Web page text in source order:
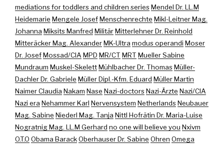
mediations for toddlers and children seriesMendel Dr. LL.M
Heidemarie Mengele JosefMenschenrechte Mikl-Leitner Mag.
Johanna Miksits Manfred MilitärMitterlehner Dr. Reinhold
Mitteräcker Mag. AlexanderMK-Ultra modus operandi Moser
Dr. JosefMossad/CIA MPD MR/CT MRT Mueller Sabine
Mundraum Muskel-SkelettMühlbacher Dr. ThomasMüller-
Dachler Dr. Gabriele Müller Dipl.-Kfm. Eduard Müller Martin
Naimer Claudia Nakam Nase Nazi-doctorsNazi-Ärzte Nazi/CIA
Nazi era Nehammer Karl Nervensystem NetherlandsNeubauer
Mag. Sabine Niederl Mag. Tanja Nittl Hofrätin Dr. Maria-Luise
Nogratnig Mag. LL.M Gerhard no one will believe you Nxivm
O.T.O Obama BarackOberhauser Dr. Sabine Ohren Omega